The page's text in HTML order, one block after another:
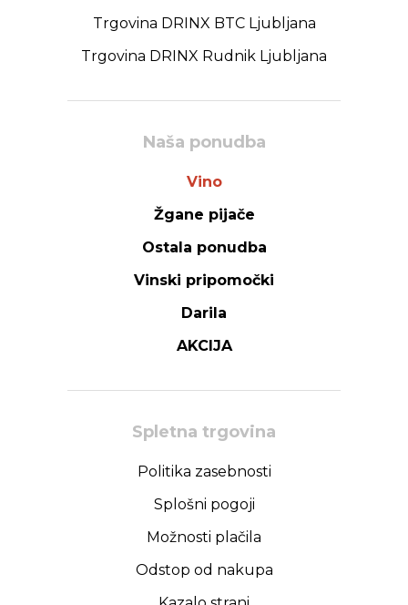
Trgovina DRINX BTC Ljubljana
Trgovina DRINX Rudnik Ljubljana
Naša ponudba
Vino
Žgane pijače
Ostala ponudba
Vinski pripomočki
Darila
AKCIJA
Spletna trgovina
Politika zasebnosti
Splošni pogoji
Možnosti plačila
Odstop od nakupa